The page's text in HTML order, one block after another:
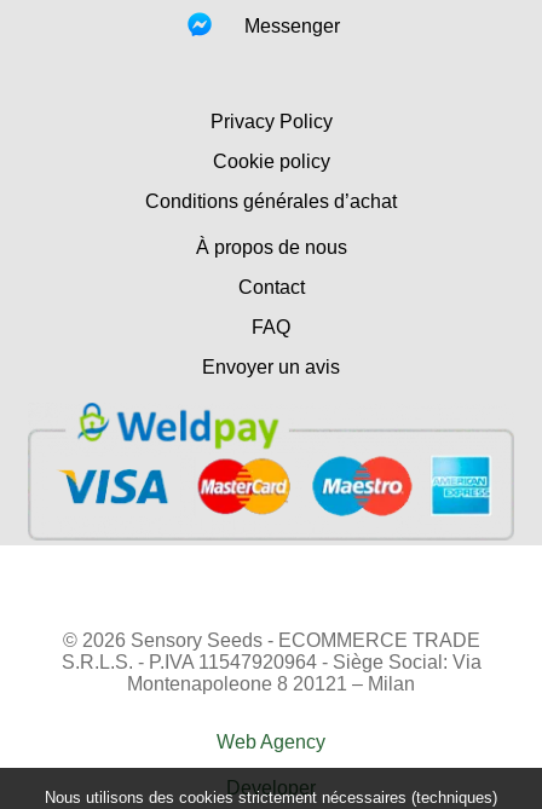
Messenger
Privacy Policy
Cookie policy
Conditions générales d’achat
À propos de nous
Contact
FAQ
Envoyer un avis
© 2026 Sensory Seeds - ECOMMERCE TRADE
S.R.L.S. - P.IVA 11547920964 - Siège Social: Via
Montenapoleone 8 20121 – Milan
Web Agency
Developer
Nous utilisons des cookies strictement nécessaires (techniques)